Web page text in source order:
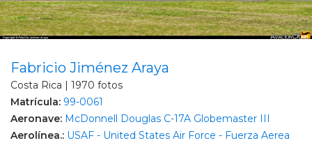
Fabricio Jiménez Araya
Costa Rica | 1970 fotos
Matrícula: 99-0061
Aeronave: McDonnell Douglas C-17A Globemaster III
Aerolínea.: USAF - United States Air Force - Fuerza Aerea